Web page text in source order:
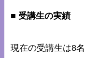
■ 受講生の実績
現在の受講生は8